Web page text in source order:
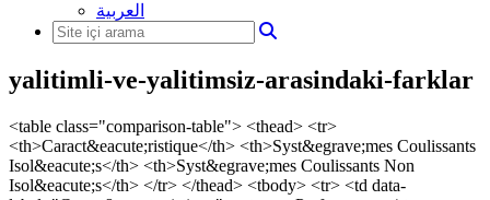
العربية
yalitimli-ve-yalitimsiz-arasindaki-farklar
<table class="comparison-table"> <thead> <tr>
<th>Caract&eacute;ristique</th> <th>Syst&egrave;mes Coulissants
Isol&eacute;s</th> <th>Syst&egrave;mes Coulissants Non
Isol&eacute;s</th> </tr> </thead> <tbody> <tr> <td data-